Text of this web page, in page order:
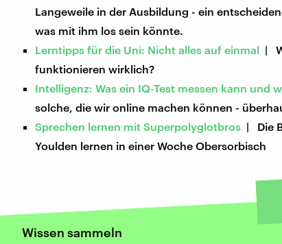
Langeweile in der Ausbildung - ein
was mit ihm los sein könnte.
Lerntipps für die Uni: Nicht alles auf einmal |
funktionieren wirklich?
Intelligenz: Was ein IQ-Test messen kann und
solche, die wir online machen können -
Sprechen lernen mit Superpolyglotbros | Die
Youlden lernen in einer Woche Obersorbisch
Wissen sammeln